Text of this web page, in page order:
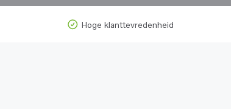
Hoge klanttevredenheid